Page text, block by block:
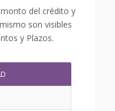
del crédito y
son visibles
y Plazos.